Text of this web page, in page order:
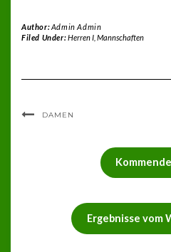
Author:Admin Admin
Filed Under:Herren I, Mannschaften
DAMEN
Ergebnisse vom